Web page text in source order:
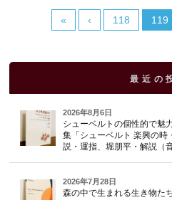
« ‹ 118 119
最近の
2026年8月6日
シューベルトの個性的で魅
集「シューベルト 楽興の時
説・運指、堀朋平・解説（
2026年7月28日
森の中で生まれる生き物た